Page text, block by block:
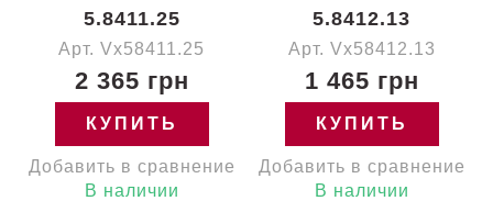
5.8411.25
Арт. Vx58411.25
2 365 грн
КУПИТЬ
Добавить в сравнение
В наличии
5.8412.13
Арт. Vx58412.13
1 465 грн
КУПИТЬ
Добавить в сравнение
В наличии